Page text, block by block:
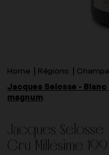
Home Régions
Jacques Selosse -
magnum
Jacques Selosse
Cru Millésime